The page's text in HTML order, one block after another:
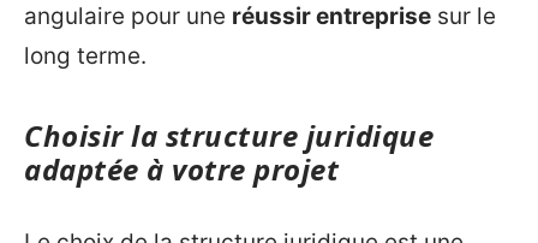
angulaire pour une réussir entreprise sur le
long terme.
Choisir la structure juridique
adaptée à votre projet